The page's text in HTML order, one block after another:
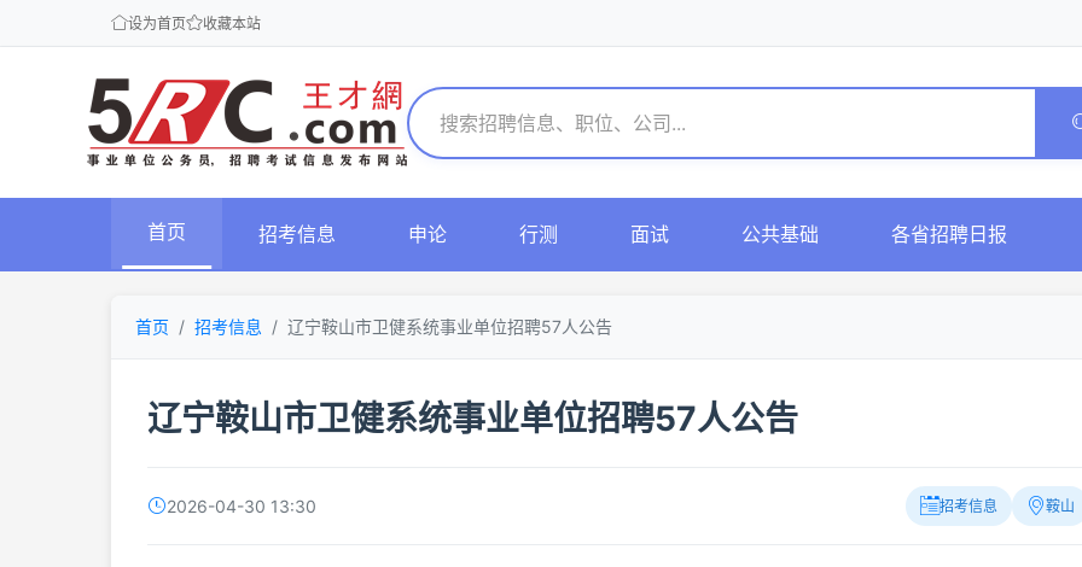
设为首页 收藏本站
首页 招考信息 申论 行测 面试 公共基础 各省招聘日报
首页 招考信息 辽宁鞍山市卫健系统事业单位招聘57人公告
辽宁鞍山市卫健系统事业单位招聘57人公告
2026-04-30 13:30 招考信息 鞍山